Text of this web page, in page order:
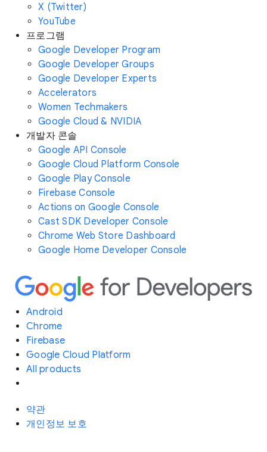
X (Twitter)
YouTube
프로그램
Google Developer Program
Google Developer Groups
Google Developer Experts
Accelerators
Women Techmakers
Google Cloud & NVIDIA
개발자 콘솔
Google API Console
Google Cloud Platform Console
Google Play Console
Firebase Console
Actions on Google Console
Cast SDK Developer Console
Chrome Web Store Dashboard
Google Home Developer Console
Android
Chrome
Firebase
Google Cloud Platform
All products
약관
개인정보 보호